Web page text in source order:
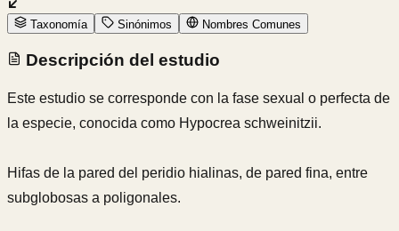
Taxonomía Sinónimos Nombres Comunes
Descripción del estudio
Este estudio se corresponde con la fase sexual o perfecta de
la especie, conocida como Hypocrea schweinitzii.
Hifas de la pared del peridio hialinas, de pared fina, entre
subglobosas a poligonales.